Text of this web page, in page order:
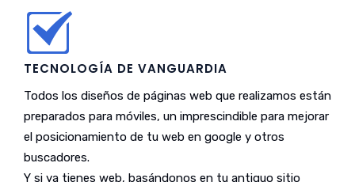
TECNOLOGÍA DE VANGUARDIA
Todos los diseños de páginas web que realizamos están
preparados para móviles, un imprescindible para mejorar
el posicionamiento de tu web en google y otros
buscadores.
Y si ya tienes web, basándonos en tu antiguo sitio